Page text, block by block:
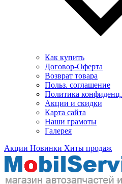
Как купить
Договор-Оферта
Возврат товара
Польз. соглашение
Политика конфиденц.
Акции и скидки
Карта сайта
Наши грамоты
Галерея
Акции Новинки Хиты продаж